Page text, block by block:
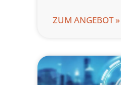
ZUM ANGEBOT »